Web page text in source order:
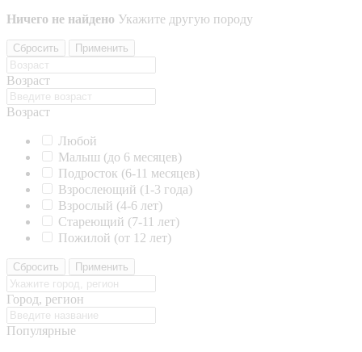
Ничего не найдено Укажите другую породу
Сбросить Применить
Возраст
Возраст
Любой
Малыш (до 6 месяцев)
Подросток (6-11 месяцев)
Взрослеющий (1-3 года)
Взрослый (4-6 лет)
Стареющий (7-11 лет)
Пожилой (от 12 лет)
Сбросить Применить
Город, регион
Популярные